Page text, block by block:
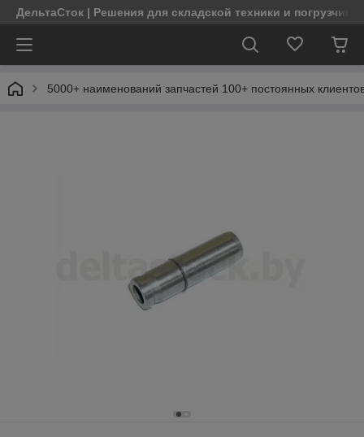
ДельтаСток | Решения для складской техники и
5000+ наименований запчастей 100+ постоянных